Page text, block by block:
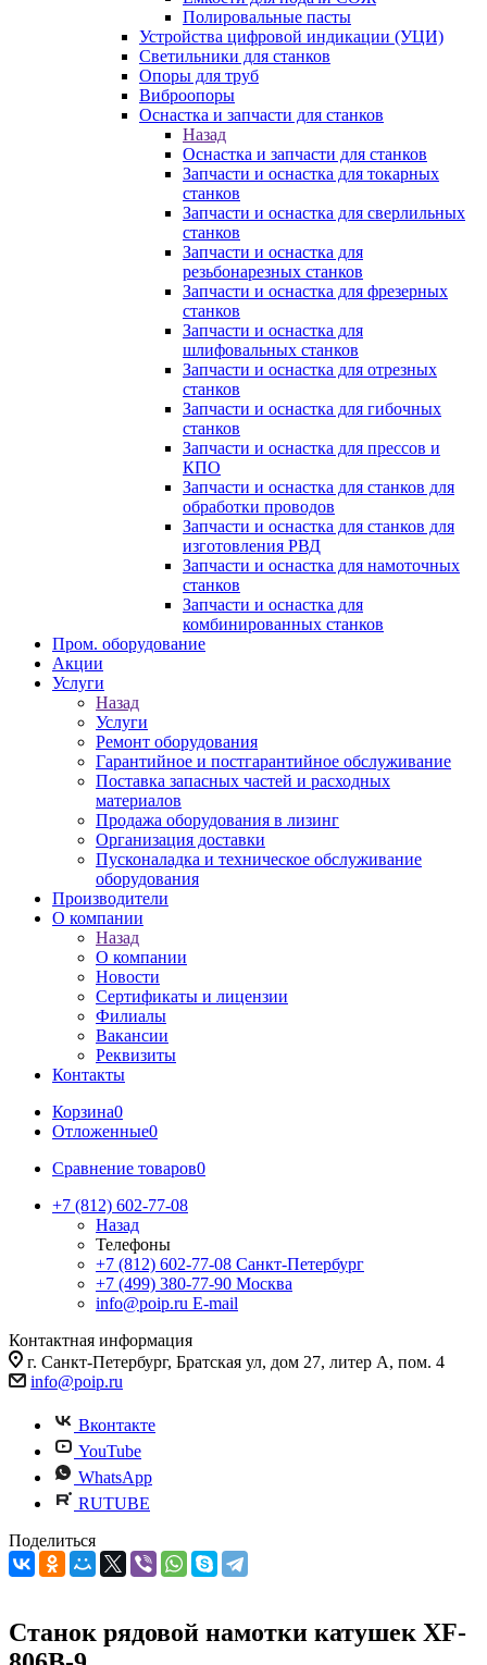
Полировальные пасты
Устройства цифровой индикации (УЦИ)
Светильники для станков
Опоры для труб
Виброопоры
Оснастка и запчасти для станков
Назад
Оснастка и запчасти для станков
Запчасти и оснастка для токарных
станков
Запчасти и оснастка для сверлильных
станков
Запчасти и оснастка для
резьбонарезных станков
Запчасти и оснастка для фрезерных
станков
Запчасти и оснастка для
шлифовальных станков
Запчасти и оснастка для отрезных
станков
Запчасти и оснастка для гибочных
станков
Запчасти и оснастка для прессов и
КПО
Запчасти и оснастка для станков для
обработки проводов
Запчасти и оснастка для станков для
изготовления РВД
Запчасти и оснастка для намоточных
станков
Запчасти и оснастка для
комбинированных станков
Пром. оборудование
Акции
Услуги
Назад
Услуги
Ремонт оборудования
Гарантийное и постгарантийное обслуживание
Поставка запасных частей и расходных
материалов
Продажа оборудования в лизинг
Организация доставки
Пусконаладка и техническое обслуживание
оборудования
Производители
О компании
Назад
О компании
Новости
Сертификаты и лицензии
Филиалы
Вакансии
Реквизиты
Контакты
Корзина0
Отложенные0
Сравнение товаров0
+7 (812) 602-77-08
Назад
Телефоны
+7 (812) 602-77-08 Санкт-Петербург
+7 (499) 380-77-90 Москва
info@poip.ru E-mail
Контактная информация
г. Санкт-Петербург, Братская ул, дом 27, литер А, пом. 4
info@poip.ru
Вконтакте
YouTube
WhatsApp
RUTUBE
Поделиться
Станок рядовой намотки катушек XF-